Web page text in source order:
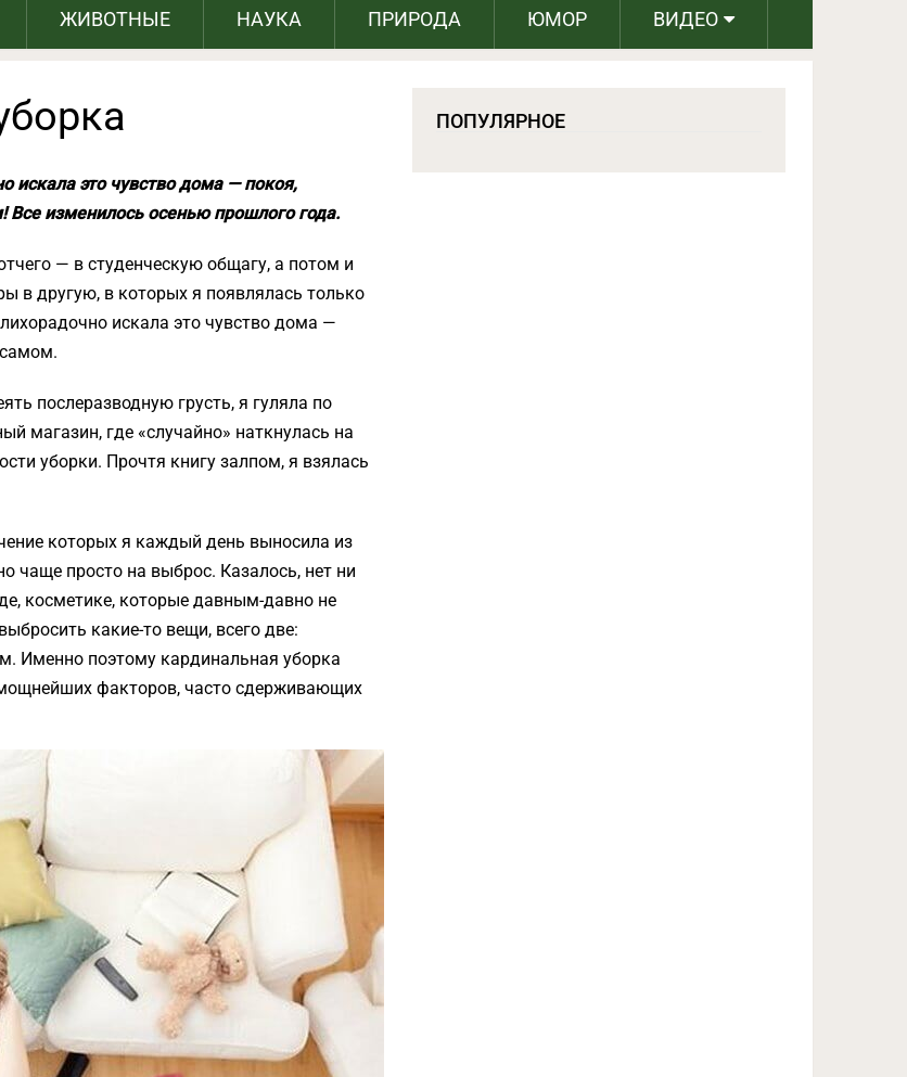
ЖИВОТНЫЕ НАУКА ПРИРОДА ЮМОР ВИДЕО
искала это чувство дома — покоя,
изменилось осенью прошлого года.
— в студенческую общагу, а потом и
в другую, в которых я появлялась только
искала это чувство дома —
послеразводную грусть, я гуляла по
магазин, где «случайно» наткнулась на
уборки. Прочтя книгу залпом, я взялась
которых я каждый день выносила из
чаще просто на выброс. Казалось, нет ни
косметике, которые давным-давно не
какие-то вещи, всего две:
Именно поэтому кардинальная уборка
факторов, часто сдерживающих
ПОПУЛЯРНОЕ